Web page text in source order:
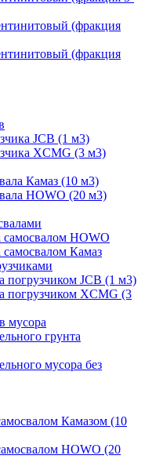
(фракция
(фракция
JCB (1 м3)
XCMG (3 м3)
Камаз (10 м3)
HOWO (20 м3)
HOWO
Камаз
погрузчиком JCB (1 м3)
погрузчиком XCMG (3
мусора
грунта
мусора без
Камазом (10
HOWO (20